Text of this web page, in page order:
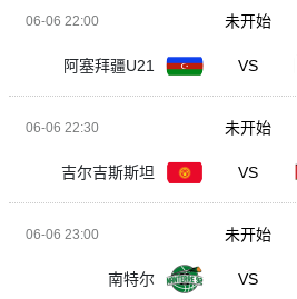
06-06 22:00
阿塞拜疆U21 VS
未开始
06-06 22:30
吉尔吉斯斯坦 VS
未开始
06-06 23:00
南特尔 VS
未开始